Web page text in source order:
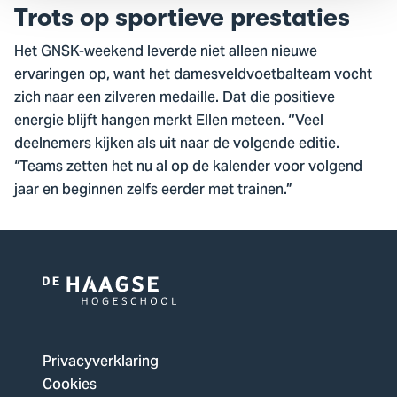
Trots op sportieve prestaties
Het GNSK-weekend leverde niet alleen nieuwe
ervaringen op, want het damesveldvoetbalteam vocht
zich naar een zilveren medaille. Dat die positieve
energie blijft hangen merkt Ellen meteen. ‘’Veel
deelnemers kijken als uit naar de volgende editie.
“Teams zetten het nu al op de kalender voor volgend
jaar en beginnen zelfs eerder met trainen.”
Logo
De
Haagse
Privacyverklaring
Cookies